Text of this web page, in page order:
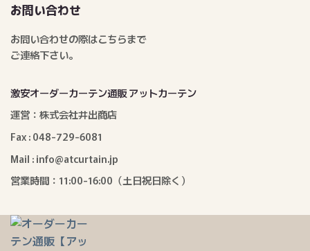
お問い合わせ
お問い合わせの際はこちらまで
ご連絡下さい。
激安オーダーカーテン通販 アットカーテン
運営：株式会社井出商店
Fax : 048-729-6081
Mail : info@atcurtain.jp
営業時間：11:00-16:00（土日祝日除く）